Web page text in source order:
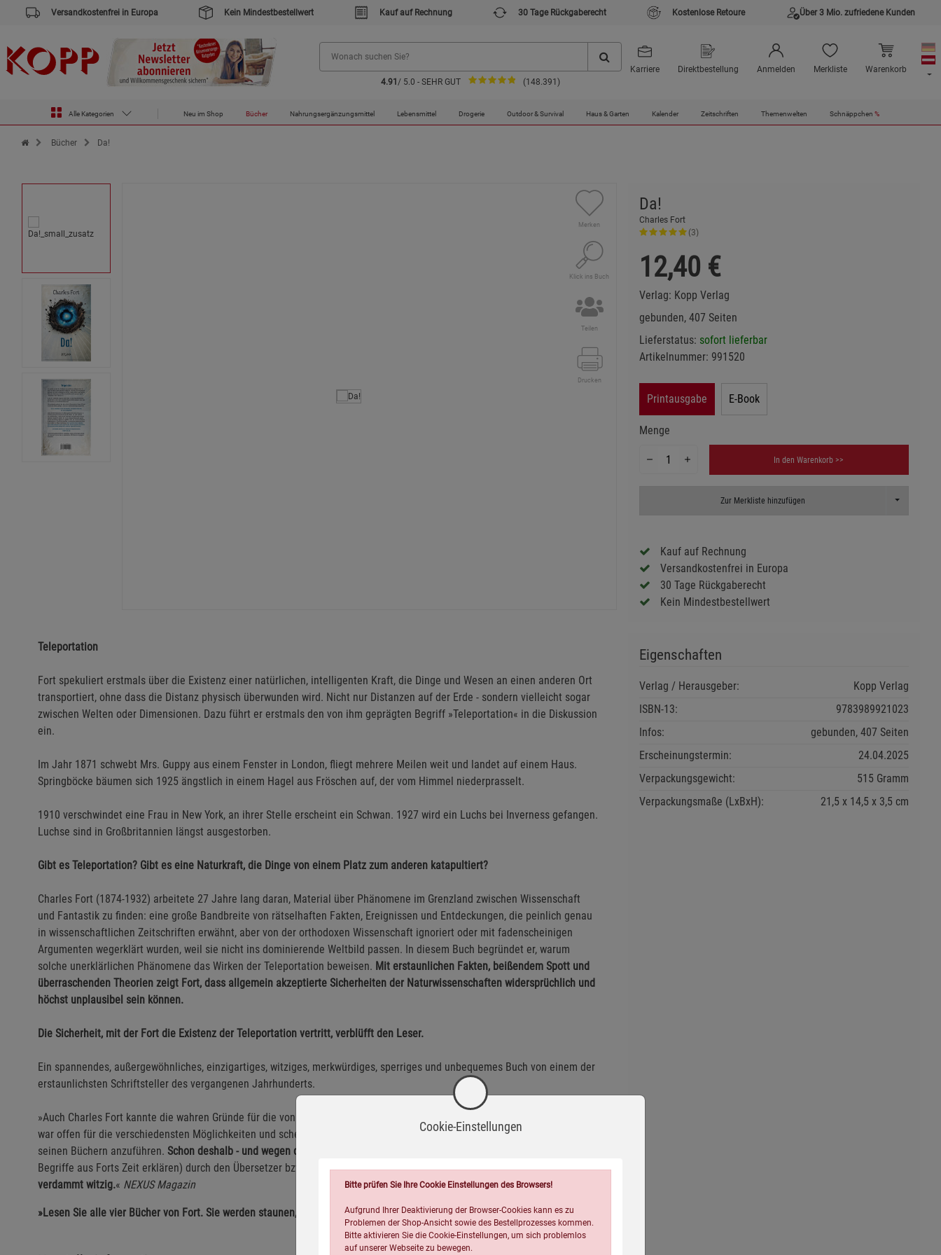
Versandkostenfrei in Europa Kein Mindestbestellwert Kauf auf Rechnung 30 Tage Rückgaberecht Kostenlose Retoure Über 3 Mio. zufriedene Kunden
4.91 / 5.0 - SEHR GUT (148.391)
Karriere Direktbestellung Anmelden Merkliste Warenkorb
Alle Kategorien Neu im Shop Bücher Nahrungsergänzungsmittel Lebensmittel Drogerie Outdoor & Survival Haus & Garten Kalender Zeitschriften Themenwelten Schnäppchen %
Zur Startseite des Kopp Verlag Online-Shop
Bücher Da!
Merken
Klick ins Buch
Teilen
Drucken
Da!
Charles Fort
(3)
12,40 €
Verlag: Kopp Verlag
gebunden, 407 Seiten
Lieferstatus: sofort lieferbar
Artikelnummer: 991520
Printausgabe E-Book
Menge
In den Warenkorb >>
Zur Merkliste hinzufügen Toggle
Kauf auf Rechnung
Versandkostenfrei in Europa
30 Tage Rückgaberecht
Kein Mindestbestellwert
Teleportation
Fort spekuliert erstmals über die Existenz einer natürlichen, intelligenten Kraft, die Dinge und Wesen an einen anderen Ort
transportiert, ohne dass die Distanz physisch überwunden wird. Nicht nur Distanzen auf der Erde - sondern vielleicht sogar
zwischen Welten oder Dimensionen. Dazu führt er erstmals den von ihm geprägten Begriff »Teleportation« in die Diskussion
ein.
Im Jahr 1871 schwebt Mrs. Guppy aus einem Fenster in London, fliegt mehrere Meilen weit und landet auf einem Haus.
Springböcke bäumen sich 1925 ängstlich in einem Hagel aus Fröschen auf, der vom Himmel niederprasselt.
1910 verschwindet eine Frau in New York, an ihrer Stelle erscheint ein Schwan. 1927 wird ein Luchs bei Inverness gefangen.
Luchse sind in Großbritannien längst ausgestorben.
Gibt es Teleportation? Gibt es eine Naturkraft, die Dinge von einem Platz zum anderen katapultiert?
Charles Fort (1874-1932) arbeitete 27 Jahre lang daran, Material über Phänomene im Grenzland zwischen Wissenschaft
und Fantastik zu finden: eine große Bandbreite von rätselhaften Fakten, Ereignissen und Entdeckungen, die peinlich genau
in wissenschaftlichen Zeitschriften erwähnt, aber von der orthodoxen Wissenschaft ignoriert oder mit fadenscheinigen
Argumenten wegerklärt wurden, weil sie nicht ins dominierende Weltbild passen. In diesem Buch begründet er, warum
solche unerklärlichen Phänomene das Wirken der Teleportation beweisen. Mit erstaunlichen Fakten, beißendem Spott und
überraschenden Theorien zeigt Fort, dass allgemein akzeptierte Sicherheiten der Naturwissenschaften widersprüchlich und
höchst unplausibel sein können.
Die Sicherheit, mit der Fort die Existenz der Teleportation vertritt, verblüfft den Leser.
Ein spannendes, außergewöhnliches, einzigartiges, witziges, merkwürdiges, sperriges und unbequemes Buch von einem der
erstaunlichsten Schriftsteller des vergangenen Jahrhunderts.
»Auch Charles Fort kannte die wahren Gründe für die von ihm gesammelten und beschriebenen Phänomene nicht. Aber er
war offen für die verschiedensten Möglichkeiten und scheute nicht davor zurück, diesemit viel Humor oft auch Zynismus
seinen Büchern anzuführen. Schon deshalb - und wegen der gelungenen Bearbeitung
Begriffe aus Forts Zeit erklären) durch den Übersetzer bzw. den Verlagsind seine Bücher heute noch lesenswert. Und
verdammt witzig.« NEXUS Magazin
»Lesen Sie alle vier Bücher von Fort. Sie werden staunen, Sie werden lachen, Sie werden lernen.« Nexus Magazin
Eigenschaften
Verlag / Herausgeber:
Kopp Verlag
ISBN-13:
9783989921023
Infos:
gebunden, 407 Seiten
Erscheinungstermin:
24.04.2025
Verpackungsgewicht:
515 Gramm
Verpackungsmaße (LxBxH):
21,5 14,5 3,5 cm
Cookie-Einstellungen
Bitte prüfen Sie Ihre Cookie Einstellungen des Browsers!
Aufgrund Ihrer Deaktivierung der Browser-Cookies kann es zu
Problemen der Shop-Ansicht sowie des Bestellprozesses kommen.
Bitte aktivieren Sie die Cookie-Einstellungen, um sich problemlos
auf unserer Webseite zu bewegen.